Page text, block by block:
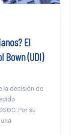
El
Bown (UDI)
la decisión de
Por su